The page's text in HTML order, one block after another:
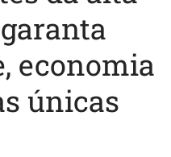
economia
únicas